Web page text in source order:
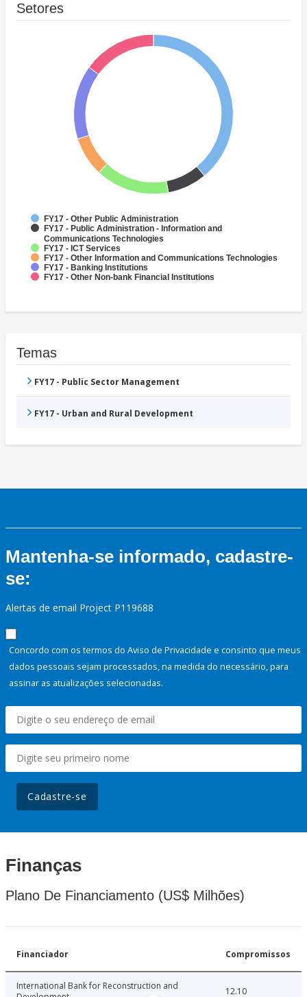
Setores
FY17 - Other Public Administration
FY17 - Public Administration - Information and
Communications Technologies
FY17 - ICT Services
FY17 - Other Information and Communications Technologies
FY17 - Banking Institutions
FY17 - Other Non-bank Financial Institutions
Temas
FY17 - Public Sector Management
FY17 - Urban and Rural Development
Mantenha-se informado, cadastre-
se:
Alertas de email Project P119688
Concordo com os termos do Aviso de Privacidade e consinto que meus
dados pessoais sejam processados, na medida do necessário, para
assinar as atualizações selecionadas.
Cadastre-se
Finanças
Plano De Financiamento (US$ Milhões)
Financiador Compromissos
International Bank for Reconstruction and
12.10